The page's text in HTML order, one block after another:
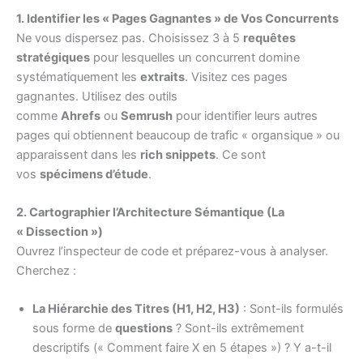
1. Identifier les « Pages Gagnantes » de Vos Concurrents
Ne vous dispersez pas. Choisissez 3 à 5 requêtes
stratégiques pour lesquelles un concurrent domine
systématiquement les extraits. Visitez ces pages
gagnantes. Utilisez des outils
comme Ahrefs ou Semrush pour identifier leurs autres
pages qui obtiennent beaucoup de trafic « organsique » ou
apparaissent dans les rich snippets. Ce sont
vos spécimens d’étude.
2. Cartographier l’Architecture Sémantique (La
« Dissection »)
Ouvrez l’inspecteur de code et préparez-vous à analyser.
Cherchez :
La Hiérarchie des Titres (H1, H2, H3) : Sont-ils formulés
sous forme de questions ? Sont-ils extrêmement
descriptifs (« Comment faire X en 5 étapes ») ? Y a-t-il